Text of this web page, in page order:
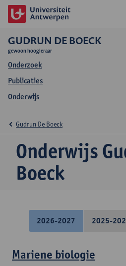
GUDRUN DE BOECK
gewoon hoogleraar
Onderzoek
Publicaties
Onderwijs
Onderwijs
Boeck
Gudrun De Boeck
2026-2027 2025-
Mariene biologie